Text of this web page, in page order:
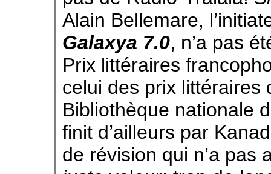
Alain Bellemare,
Galaxya 7.0, n’a pas
Prix littéraires
celui des prix littéraires
Bibliothèque nationale
finit d’ailleurs par
de révision qui n’a pas